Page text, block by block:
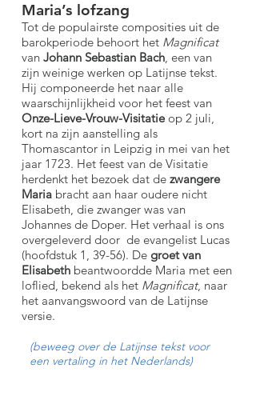
Maria’s lofzang
Tot de populairste composities uit de
barokperiode behoort het Magnificat
van Johann Sebastian Bach, een van
zijn weinige werken op Latijnse tekst.
Hij componeerde het naar alle
waarschijnlijkheid voor het feest van
Onze-Lieve-Vrouw-Visitatieop 2 juli,
kort na zijn aanstelling als
Thomascantor in Leipzig in mei van het
jaar 1723. Het feest van de Visitatie
herdenkt het bezoek dat de zwangere
Maria bracht aan haar oudere nicht
Elisabeth, die zwanger was van
Johannes de Doper. Het verhaal is ons
overgeleverd door de evangelist Lucas
(hoofdstuk 1, 39-56). De groet van
Elisabeth beantwoordde Maria met een
loflied, bekend als het Magnificat, naar
het aanvangswoord van de Latijnse
versie.
(beweeg over de Latijnse tekst voor
een vertaling in het Nederlands)